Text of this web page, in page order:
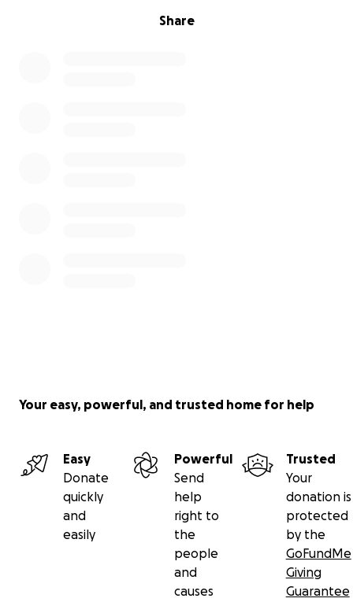
Share
Your easy, powerful, and trusted home for help
Easy
Donate
quickly
and
easily
Powerful
Send
help
right to
the
people
and
causes
Trusted
Your
donation is
protected
by the
GoFundMe
Giving
Guarantee